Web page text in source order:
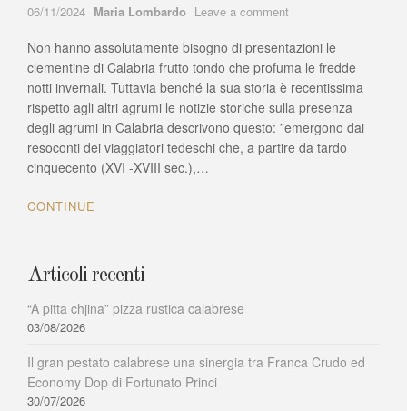
06/11/2024 Author
Maria Lombardo Leave a comment
CLEMENTINE
DI
CALABRIA
IGP
DIFFUSE
NELLA
SIBARITIDE
Non hanno assolutamente bisogno di presentazioni le
clementine di Calabria frutto tondo che profuma le fredde
notti invernali. Tuttavia benché la sua storia è recentissima
rispetto agli altri agrumi le notizie storiche sulla presenza
degli agrumi in Calabria descrivono questo: ”emergono dai
resoconti dei viaggiatori tedeschi che, a partire da tardo
cinquecento (XVI -XVIII sec.),…
CONTINUE
Articoli recenti
“A pitta chjina” pizza rustica calabrese
03/08/2026
Il gran pestato calabrese una sinergia tra Franca Crudo ed
Economy Dop di Fortunato Princi
30/07/2026